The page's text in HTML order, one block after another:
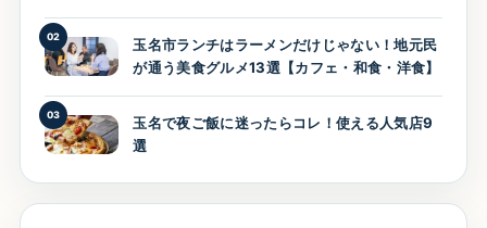
02
玉名市ランチはラーメンだけじゃない！地元民
が通う美食グルメ13選【カフェ・和食・洋食】
03
玉名で夜ご飯に迷ったらコレ！使える人気店9
選